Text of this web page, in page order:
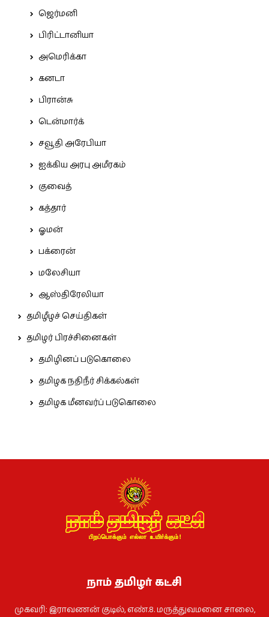
ஜெர்மனி
பிரிட்டானியா
அமெரிக்கா
கனடா
பிரான்சு
டென்மார்க்
சவூதி அரேபியா
ஐக்கிய அரபு அமீரகம்
குவைத்
கத்தார்
ஓமன்
பக்ரைன்
மலேசியா
ஆஸ்திரேலியா
தமிழீழச் செய்திகள்
தமிழர் பிரச்சினைகள்
தமிழினப் படுகொலை
தமிழக நதிநீர் சிக்கல்கள்
தமிழக மீனவர்ப் படுகொலை
நாம் தமிழர் கட்சி
முகவரி: இராவணன் குடில், எண்.8. மருத்துவமனை சாலை,